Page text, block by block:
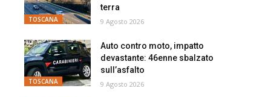
TOSCANA
terra
9 Agosto 2026
TOSCANA
Auto contro moto, impatto
devastante: 46enne sbalzato
sull’asfalto
9 Agosto 2026